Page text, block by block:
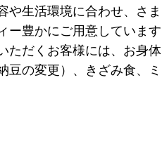
や生活環境に合わせ、さ
ー豊かにご用意していま
ただくお客様には、お身
豆の変更）、きざみ食、